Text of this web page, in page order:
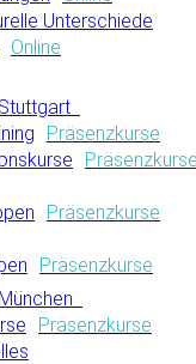
Unterschiede
Online
Präsenzkurse
Präsenzkurse
Präsenzkurse
Präsenzkurse